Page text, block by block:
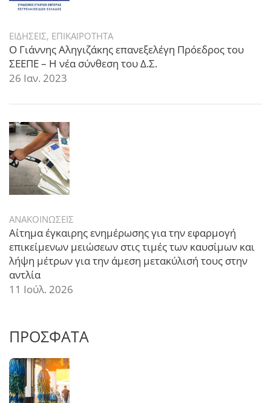
ΕΙΔΗΣΕΙΣ, ΕΠΙΚΑΙΡΟΤΗΤΑ
Ο Γιάννης Αληγιζάκης επανεξελέγη Πρόεδρος του
ΣΕΕΠΕ – Η νέα σύνθεση του Δ.Σ.
26 Ιαν. 2023
ΑΝΑΚΟΙΝΩΣΕΙΣ
Αίτημα έγκαιρης ενημέρωσης για την εφαρμογή
επικείμενων μειώσεων στις τιμές των καυσίμων και
λήψη μέτρων για την άμεση μετακύλισή τους στην
αντλία
11 Ιούλ. 2026
ΠΡΟΣΦΑΤΑ